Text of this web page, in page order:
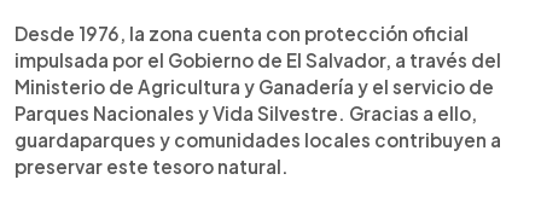
Desde 1976, la zona cuenta con protección oficial
impulsada por el Gobierno de El Salvador, a través del
Ministerio de Agricultura y Ganadería y el servicio de
Parques Nacionales y Vida Silvestre. Gracias a ello,
guardaparques y comunidades locales contribuyen a
preservar este tesoro natural.